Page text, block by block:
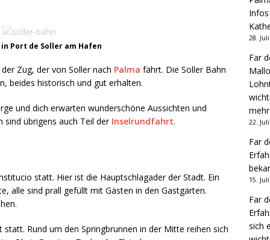
Port de Soller am Hafen
Zug, der von Soller nach Palma fährt. Die Soller Bahn
beides historisch und gut erhalten.
und dich erwarten wunderschöne Aussichten und
übrigens auch Teil der Inselrundfahrt.
statt. Hier ist die Hauptschlagader der Stadt. Ein
alle sind prall gefüllt mit Gästen in den Gastgärten.
Rund um den Springbrunnen in der Mitte reihen sich
28.
Far
mehr
22.
Far
15.
Far
sich